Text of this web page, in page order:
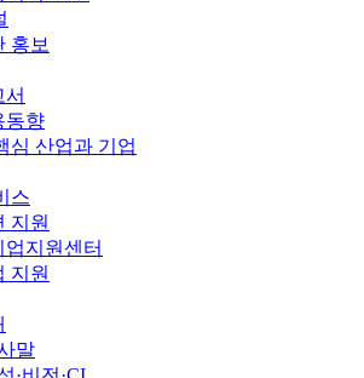
홍보
서
동향
심 산업과 기업
스
지원
업지원센터
지원
말